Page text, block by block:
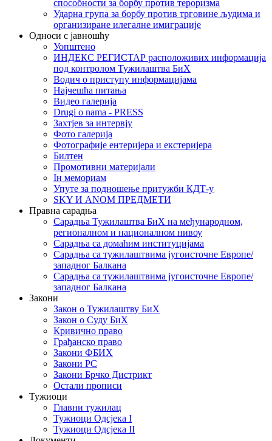
способности за борбу против тероризма
Ударна група за борбу против трговине људима и
организиране илегалне имиграције
Односи с јавношћу
Уопштено
ИНДЕКС РЕГИСТАР расположивих информација
под контролом Тужилаштва БиХ
Водич о приступу информацијама
Најчешћа питања
Видео галерија
Drugi o nama - PRESS
Захтјев за интервју
Фото галерија
Фотографије ентеријера и екстеријера
Билтен
Промотивни материјали
Iн мемориам
Упуте за подношење притужби КДТ-у
SKY И ANOM ПРЕДМЕТИ
Правна сарадња
Сарадња Тужилаштва БиХ на међународном,
регионалном и националном нивоу
Сарадња са домаћим институцијама
Сарадња са тужилаштвима југоисточне Европе/
западног Балкана
Сарадња са тужилаштвима југоисточне Европе/
западног Балкана
Закони
Закон о Тужилаштву БиХ
Закон о Суду БиХ
Кривично право
Грађанско право
Закони ФБИХ
Закони РС
Закони Брчко Дистрикт
Остали прописи
Тужиоци
Главни тужилац
Тужиоци Oдсјекa I
Тужиоци Oдсјекa II